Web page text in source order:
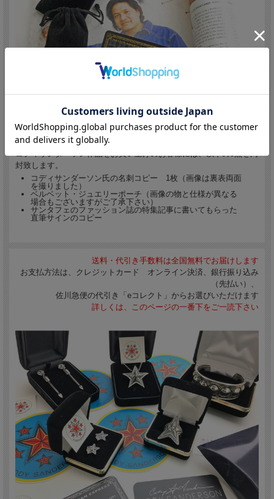
コディサンダーソン作品をお買い上げのお客様には、以下の3点を同
封致します。
コディサンダーソン氏の名刺コピー 1枚（画像は裏表両面
を撮りました）
ベルベット・ジュエリーポーチ（画像の物と仕様が異なる
場合もございますがご了承下さい）
サンタフェのファッション誌の特集記事に書いてもらった
直筆サインのコピー
送料・代引き手数料は全国無料でお届けします
お支払方法は、クレジットカード オンライン決済、銀行振り込み
（先払い）、
佐川急便の代引き「eコレクト」からお選びいただけます
詳しくは、このページの一番下をご一読下さい